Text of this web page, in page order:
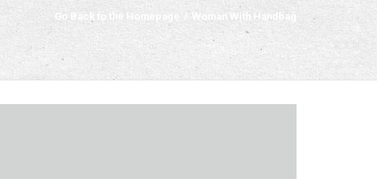
Go Back to the Homepage Woman With Handbag